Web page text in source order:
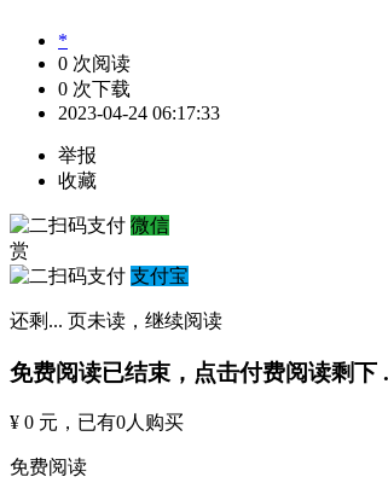
*
0 次阅读
0 次下载
2023-04-24 06:17:33
举报
收藏
微信
赏
支付宝
还剩 ... 页未读， 继续阅读
免费阅读已结束，点击付费阅读剩下
¥ 0 元 ，已有0人购买
免费阅读